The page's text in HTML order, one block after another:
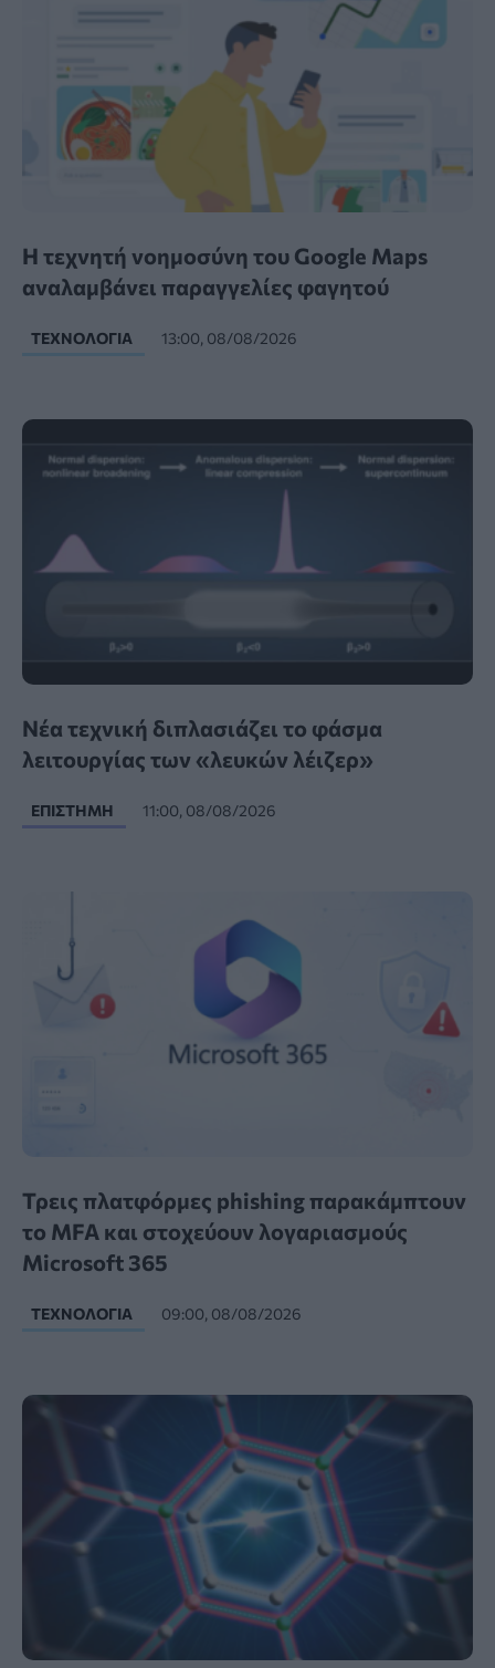
Η τεχνητή νοημοσύνη του Google Maps
αναλαμβάνει παραγγελίες φαγητού
ΤΕΧΝΟΛΟΓΊΑ 13:00, 08/08/2026
Νέα τεχνική διπλασιάζει το φάσμα
λειτουργίας των «λευκών λέιζερ»
ΕΠΙΣΤΉΜΗ 11:00, 08/08/2026
Τρεις πλατφόρμες phishing παρακάμπτουν
το MFA και στοχεύουν λογαριασμούς
Microsoft 365
ΤΕΧΝΟΛΟΓΊΑ 09:00, 08/08/2026